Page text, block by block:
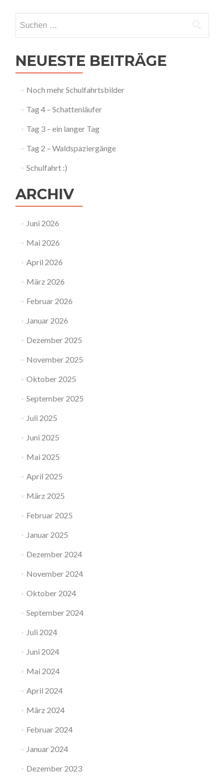
nach:
NEUESTE BEITRÄGE
Noch mehr Schulfahrtsbilder
Tag 4 – Schattenläufer
Tag 3 – ein langer Tag
Tag 2 – Waldspaziergänge
Schulfahrt :)
ARCHIV
Juni 2026
Mai 2026
April 2026
März 2026
Februar 2026
Januar 2026
Dezember 2025
November 2025
Oktober 2025
September 2025
Juli 2025
Juni 2025
Mai 2025
April 2025
März 2025
Februar 2025
Januar 2025
Dezember 2024
November 2024
Oktober 2024
September 2024
Juli 2024
Juni 2024
Mai 2024
April 2024
März 2024
Februar 2024
Januar 2024
Dezember 2023